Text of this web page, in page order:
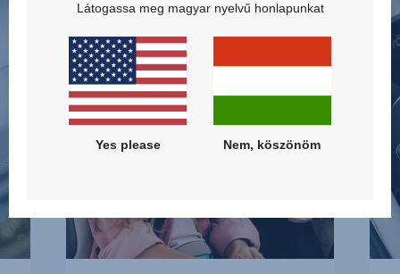
ÉS
A
MELLKASÁT,
1/10
Látogassa meg magyar nyelvű honlapunkat
Yes please Nem, köszönöm